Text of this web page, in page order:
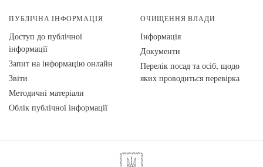
ПУБЛІЧНА ІНФОРМАЦІЯ
Доступ до публічної
інформації
Запит на інформацію онлайн
Звіти
Методичні матеріали
Облік публічної інформації
ОЧИЩЕННЯ ВЛАДИ
Інформація
Документи
Перелік посад та осіб, щодо
яких проводиться перевірка